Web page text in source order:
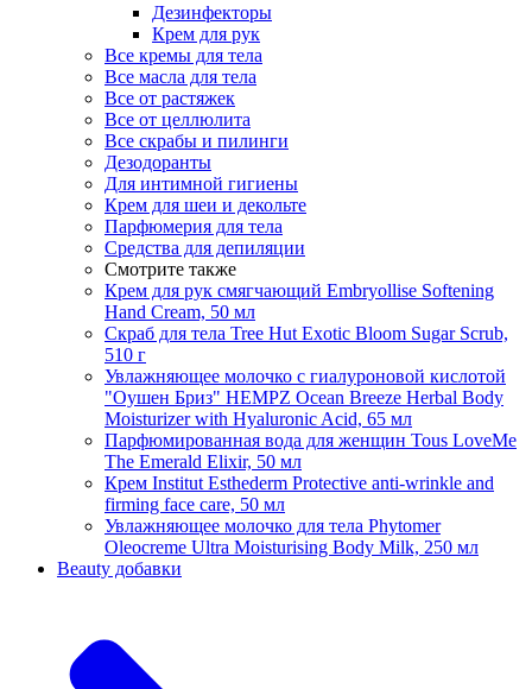
Дезинфекторы
Крем для рук
Все кремы для тела
Все масла для тела
Все от растяжек
Все от целлюлита
Все скрабы и пилинги
Дезодоранты
Для интимной гигиены
Крем для шеи и декольте
Парфюмерия для тела
Средства для депиляции
Смотрите также
Крем для рук смягчающий Embryollise Softening
Hand Cream, 50 мл
Скраб для тела Tree Hut Exotic Bloom Sugar Scrub,
510 г
Увлажняющее молочко с гиалуроновой кислотой
"Оушен Бриз" HEMPZ Ocean Breeze Herbal Body
Moisturizer with Hyaluronic Acid, 65 мл
Парфюмированная вода для женщин Tous LoveMe
The Emerald Elixir, 50 мл
Крем Institut Esthederm Protective anti-wrinkle and
firming face care, 50 мл
Увлажняющее молочко для тела Phytomer
Oleocreme Ultra Moisturising Body Milk, 250 мл
Beauty добавки